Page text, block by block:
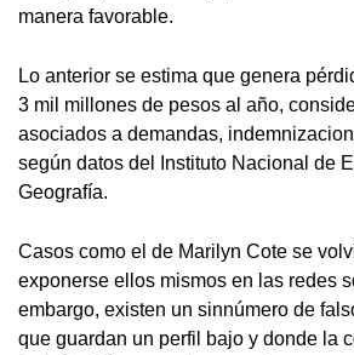
manera favorable.
Lo anterior se estima que genera
3 mil millones de pesos al año,
asociados a demandas,
según datos del Instituto Nacional de
Geografía.
Casos como el de Marilyn Cote se
exponerse ellos mismos en las redes
embargo, existen un sinnúmero de
que guardan un perfil bajo y donde la